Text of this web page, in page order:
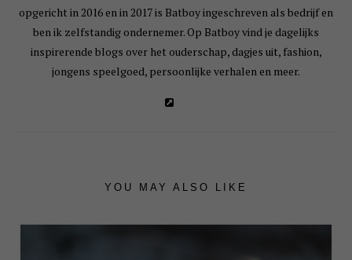
opgericht in 2016 en in 2017 is Batboy ingeschreven als bedrijf en
ben ik zelfstandig ondernemer. Op Batboy vind je dagelijks
inspirerende blogs over het ouderschap, dagjes uit, fashion,
jongens speelgoed, persoonlijke verhalen en meer.
YOU MAY ALSO LIKE